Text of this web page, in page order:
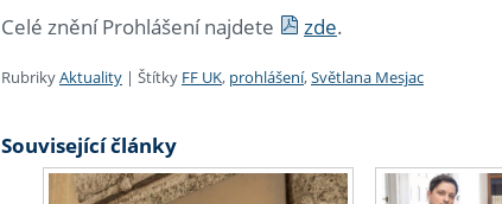
Celé znění Prohlášení najdete
zde.
RubrikyAktuality | Štítky FF UK, prohlášení,Světlana Mesjac
Související články